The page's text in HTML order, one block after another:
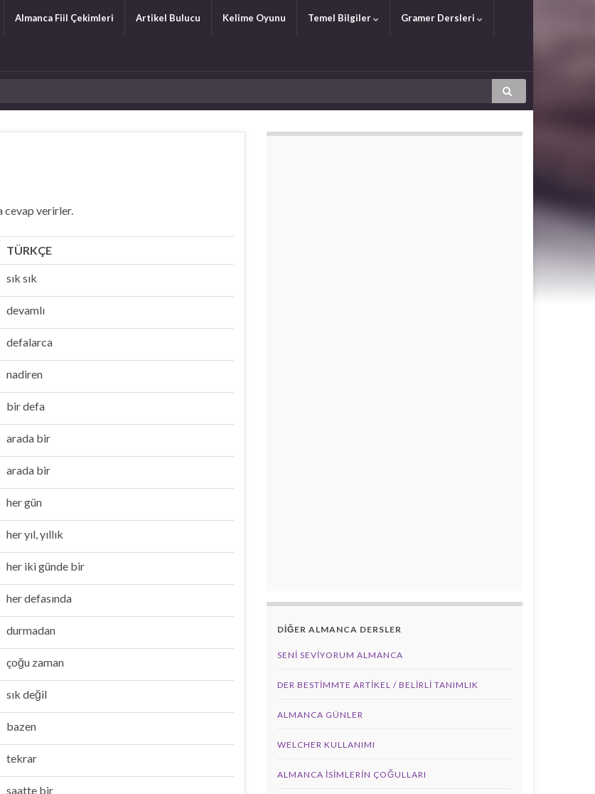
Almanca Fiil Çekimleri Artikel Bulucu Kelime Oyunu Temel Bilgiler Gramer Dersleri
cevap verirler.
TÜRKÇE
sık sık
devamlı
defalarca
nadiren
bir defa
arada bir
arada bir
her gün
her yıl, yıllık
her iki günde bir
her defasında
durmadan
çoğu zaman
sık değil
bazen
tekrar
saatte bir
DİĞER ALMANCA DERSLER
SENI SEVIYORUM ALMANCA
DER BESTIMMTE ARTIKEL / BELIRLI TANIMLIK
ALMANCA GÜNLER
WELCHER KULLANIMI
ALMANCA İSIMLERIN ÇOĞULLARI